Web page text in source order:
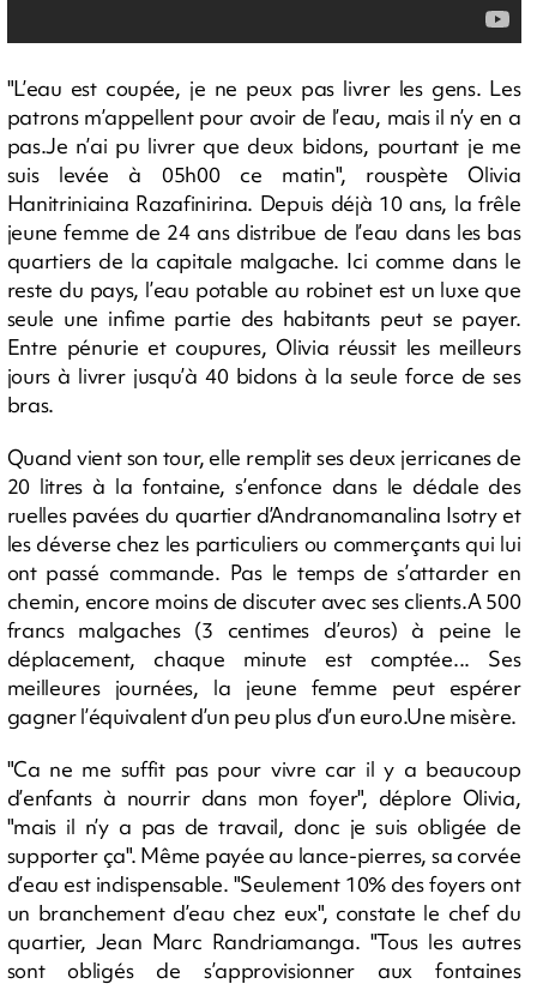
"L’eau est coupée, je ne peux pas livrer les gens. Les
patrons m’appellent pour avoir de l’eau, mais il n’y en a
pas.Je n’ai pu livrer que deux bidons, pourtant je me
suis levée à 05h00 ce matin", rouspète Olivia
Hanitriniaina Razafinirina. Depuis déjà 10 ans, la frêle
jeune femme de 24 ans distribue de l’eau dans les bas
quartiers de la capitale malgache. Ici comme dans le
reste du pays, l’eau potable au robinet est un luxe que
seule une infime partie des habitants peut se payer.
Entre pénurie et coupures, Olivia réussit les meilleurs
jours à livrer jusqu’à 40 bidons à la seule force de ses
bras.
Quand vient son tour, elle remplit ses deux jerricanes de
20 litres à la fontaine, s’enfonce dans le dédale des
ruelles pavées du quartier d’Andranomanalina Isotry et
les déverse chez les particuliers ou commerçants qui lui
ont passé commande. Pas le temps de s’attarder en
chemin, encore moins de discuter avec ses clients.A 500
francs malgaches (3 centimes d’euros) à peine le
déplacement, chaque minute est comptée... Ses
meilleures journées, la jeune femme peut espérer
gagner l’équivalent d’un peu plus d’un euro.Une misère.
"Ca ne me suffit pas pour vivre car il y a beaucoup
d’enfants à nourrir dans mon foyer", déplore Olivia,
"mais il n’y a pas de travail, donc je suis obligée de
supporter ça". Même payée au lance-pierres, sa corvée
d’eau est indispensable. "Seulement 10% des foyers ont
un branchement d’eau chez eux", constate le chef du
quartier, Jean Marc Randriamanga. "Tous les autres
sont obligés de s’approvisionner aux fontaines